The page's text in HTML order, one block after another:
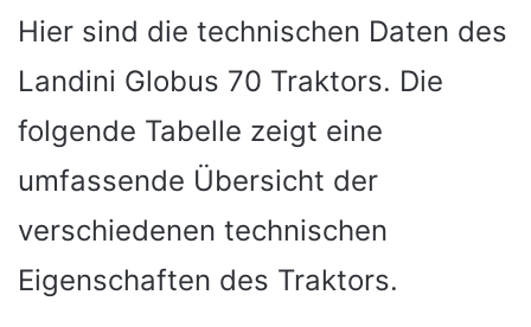
Hier sind die technischen Daten des
Landini Globus 70 Traktors. Die
folgende Tabelle zeigt eine
umfassende Übersicht der
verschiedenen technischen
Eigenschaften des Traktors.